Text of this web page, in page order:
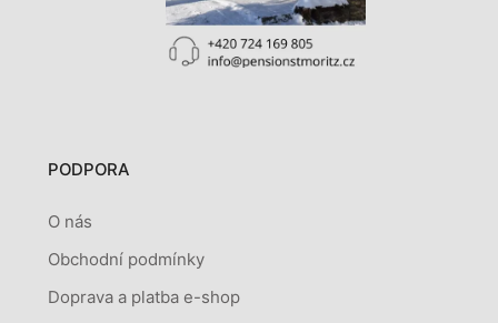
PODPORA
O nás
Obchodní podmínky
Doprava a platba e-shop